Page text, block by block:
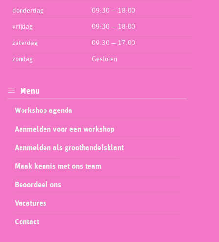
donderdag 09:30 — 18:00
vrijdag 09:30 — 18:00
zaterdag 09:30 — 17:00
zondag Gesloten
Menu
Workshop agenda
Aanmelden voor een workshop
Aanmelden als groothandelsklant
Maak kennis met ons team
Beoordeel ons
Vacatures
Contact